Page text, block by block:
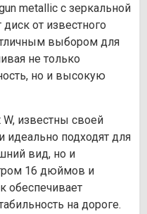
metallic с зеркальной
от известного
выбором для
не только
но и высокую
известны своей
идеально подходят для
вид, но и
16 дюймов и
обеспечивает
на дороге.